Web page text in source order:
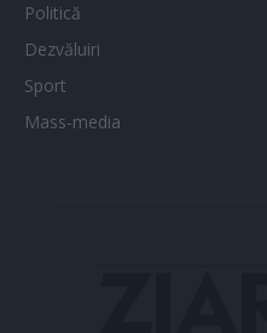
Politică
Dezvăluiri
Sport
Mass-media